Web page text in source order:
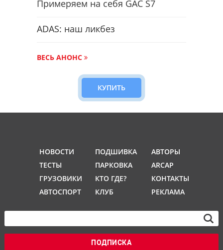
Примеряем на себя GAC S7
ADAS: наш ликбез
ВЕСЬ АНОНС
КУПИТЬ
НОВОСТИ
ТЕСТЫ
ГРУЗОВИКИ
АВТОСПОРТ
ПОДШИВКА
ПАРКОВКА
КТО ГДЕ?
КЛУБ
АВТОРЫ
ARCAP
КОНТАКТЫ
РЕКЛАМА
ПОДПИСКА